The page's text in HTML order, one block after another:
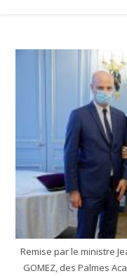
Remise par le ministre
GOMEZ, des Palmes